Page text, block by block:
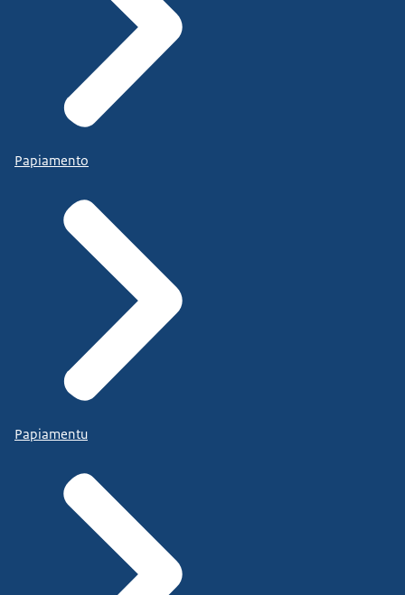
Papiamento
Papiamentu